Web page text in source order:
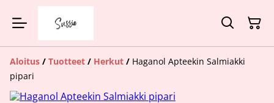
Aloitus / Tuotteet / Herkut / Haganol Apteekin Salmiakki
pipari